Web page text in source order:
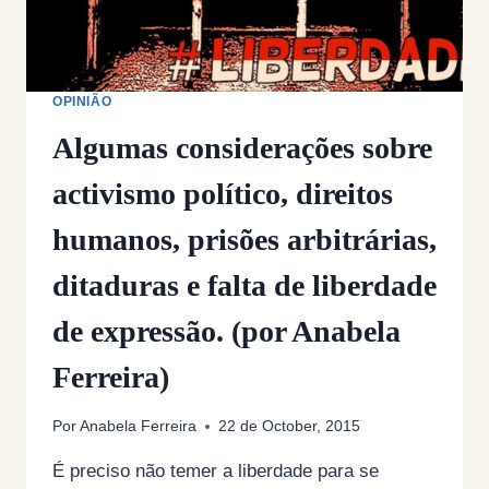
OPINIÃO
Algumas considerações sobre
activismo político, direitos
humanos, prisões arbitrárias,
ditaduras e falta de liberdade
de expressão. (por Anabela
Ferreira)
Por Anabela Ferreira 22 de October, 2015
É preciso não temer a liberdade para se